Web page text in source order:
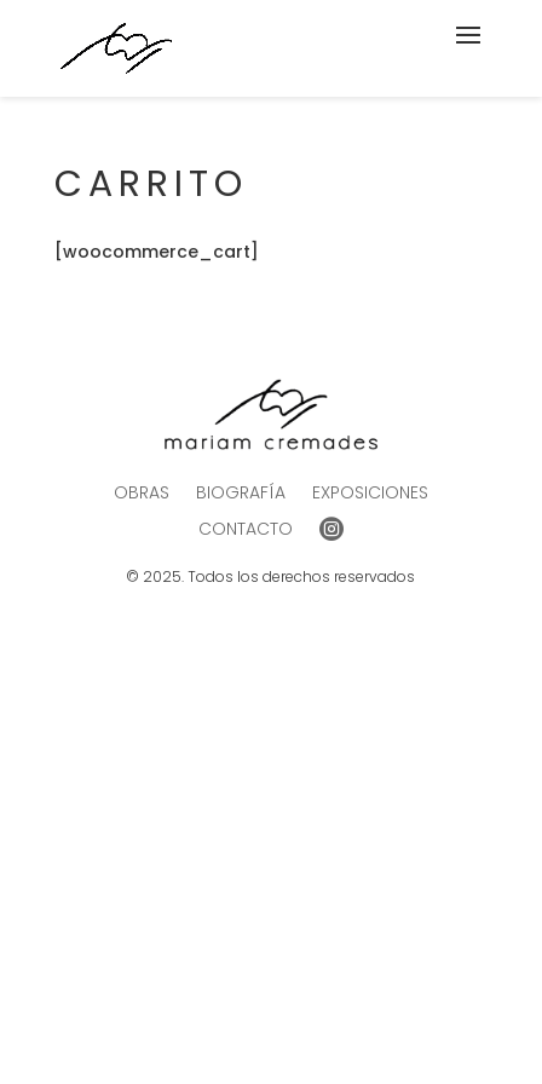
CARRITO
[woocommerce_cart]
OBRAS BIOGRAFÍA
EXPOSICIONES
CONTACTO
© 2025. Todos los derechos reservados